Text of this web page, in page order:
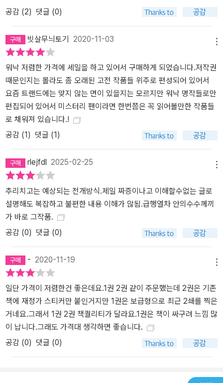
공감 (2) 댓글 (0)
빗살무늬토기 2020-11-03
워낙 저렴한 가격에 세일을 하고 있어서 구매하게 되었습니다.저작권
때문인지는 몰라도 좀 오래된 고전 작품들 위주로 편성되어 있어서
요즘 트랜드에는 맞지 않는 면이 있을지는 모르지만 워낙 명작들로만
편집되어 있어서 미스터리 팬이라면 한번쯤은 꼭 읽어볼만한 작품들
로 채워져 있습니다.!
공감 (1 ) 댓글 (1)
rlejfdl 2025-02-25
추리치고는 예상되는 전개방식.제일 짜증이나고 이해할수없는 글로
설명해도 복잡하고 불편한 내용 이해가 않됨.급행열차 안의수수께끼
가 바로 그작품.
공감 (0) 댓글 (0)
- 2020-11-19
일단 가격이 저렴한건 좋은데요.1권 2권 같이 주문했는데 2권은 기존
책에 재정가 스티커만 붙인거지만 1권은 보급형으로 최근 2쇄를 찍은
거네요.그래서 1권 2권 책퀄리티가 달라요.1권은 책이 싸구려 느낌 많
이 납니다.그래도 가격대 생각하면 좋습니다.
공감 (0) 댓글 (0)